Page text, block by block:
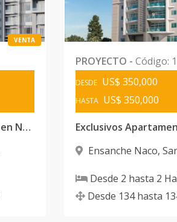
VENTA
Modernos Apartamentos en Naco
PROYECTO - Código:
DESDE US$ 350,000
HASTA US$ 350,000
Ensanche Naco,
Desde 2 hasta 2
Desde 134 hasta